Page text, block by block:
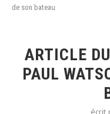
de son bateau
ARTICLE
PAUL
écrit